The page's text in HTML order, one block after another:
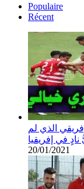
Populaire
Récent
الذي لم
في إفريقيا
20/01/2021